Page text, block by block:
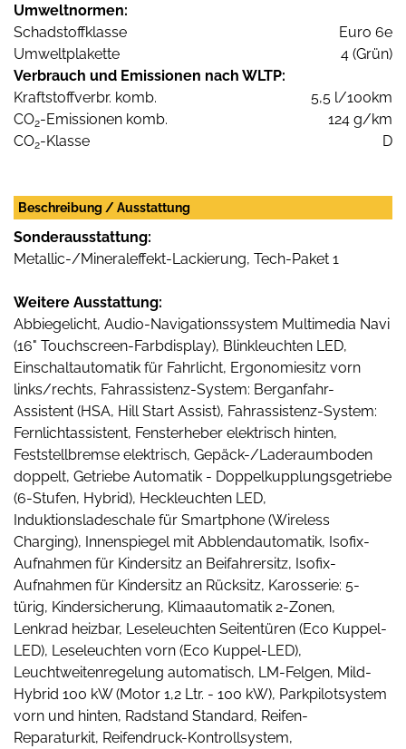
Umweltnormen:
Schadstoffklasse
Euro 6e
Umweltplakette
4 (Grün)
Verbrauch und Emissionen nach WLTP:
Kraftstoffverbr. komb.
5,5 l/100km
CO2-Emissionen komb.
124 g/km
CO2-Klasse D
Beschreibung / Ausstattung
Sonderausstattung:
Metallic-/Mineraleffekt-Lackierung, Tech-Paket 1
Weitere Ausstattung:
Abbiegelicht, Audio-Navigationssystem Multimedia Navi
(16" Touchscreen-Farbdisplay), Blinkleuchten LED,
Einschaltautomatik für Fahrlicht, Ergonomiesitz vorn
links/rechts, Fahrassistenz-System: Berganfahr-
Assistent (HSA, Hill Start Assist), Fahrassistenz-System:
Fernlichtassistent, Fensterheber elektrisch hinten,
Feststellbremse elektrisch, Gepäck-/Laderaumboden
doppelt, Getriebe Automatik - Doppelkupplungsgetriebe
(6-Stufen, Hybrid), Heckleuchten LED,
Induktionsladeschale für Smartphone (Wireless
Charging), Innenspiegel mit Abblendautomatik, Isofix-
Aufnahmen für Kindersitz an Beifahrersitz, Isofix-
Aufnahmen für Kindersitz an Rücksitz, Karosserie: 5-
türig, Kindersicherung, Klimaautomatik 2-Zonen,
Lenkrad heizbar, Leseleuchten Seitentüren (Eco Kuppel-
LED), Leseleuchten vorn (Eco Kuppel-LED),
Leuchtweitenregelung automatisch, LM-Felgen, Mild-
Hybrid 100 kW (Motor 1,2 Ltr. - 100 kW), Parkpilotsystem
vorn und hinten, Radstand Standard, Reifen-
Reparaturkit, Reifendruck-Kontrollsystem,